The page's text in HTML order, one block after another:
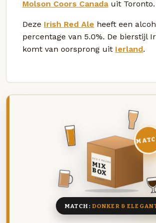
Molson Coors Canadauit Toronto.
Deze Irish Red Ale heeft een
percentage van 5.0%. De bierstijl
komt van oorsprong uit Ierland.
DEZE MAAND
MIX
BOX
8 BIEREN
MATCH: DONKER &